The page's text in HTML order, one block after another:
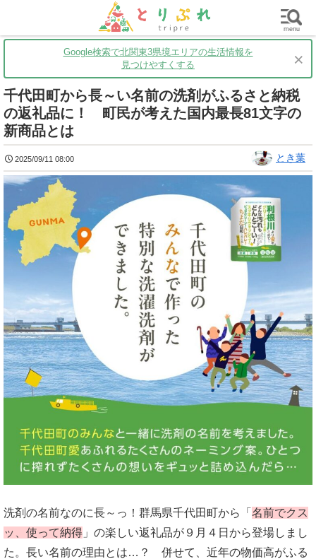
茨城 グルメ 買い物 子育て
Google検索で北関東3県境エリアの生活情報を
見つけやすくする
×
千代田町から長～い名前の洗剤がふるさと納税
の返礼品に！ 町民が考えた国内最長81文字の
新商品とは
2025/09/11 08:00 とき葉
洗剤の名前なのに長～っ！群馬県千代田町から「 名前でクス
ッ、使って納得 」の楽しい返礼品が９月４日から登場しまし
た。長い名前の理由とは…？ 併せて、近年の物価高がふる
menu